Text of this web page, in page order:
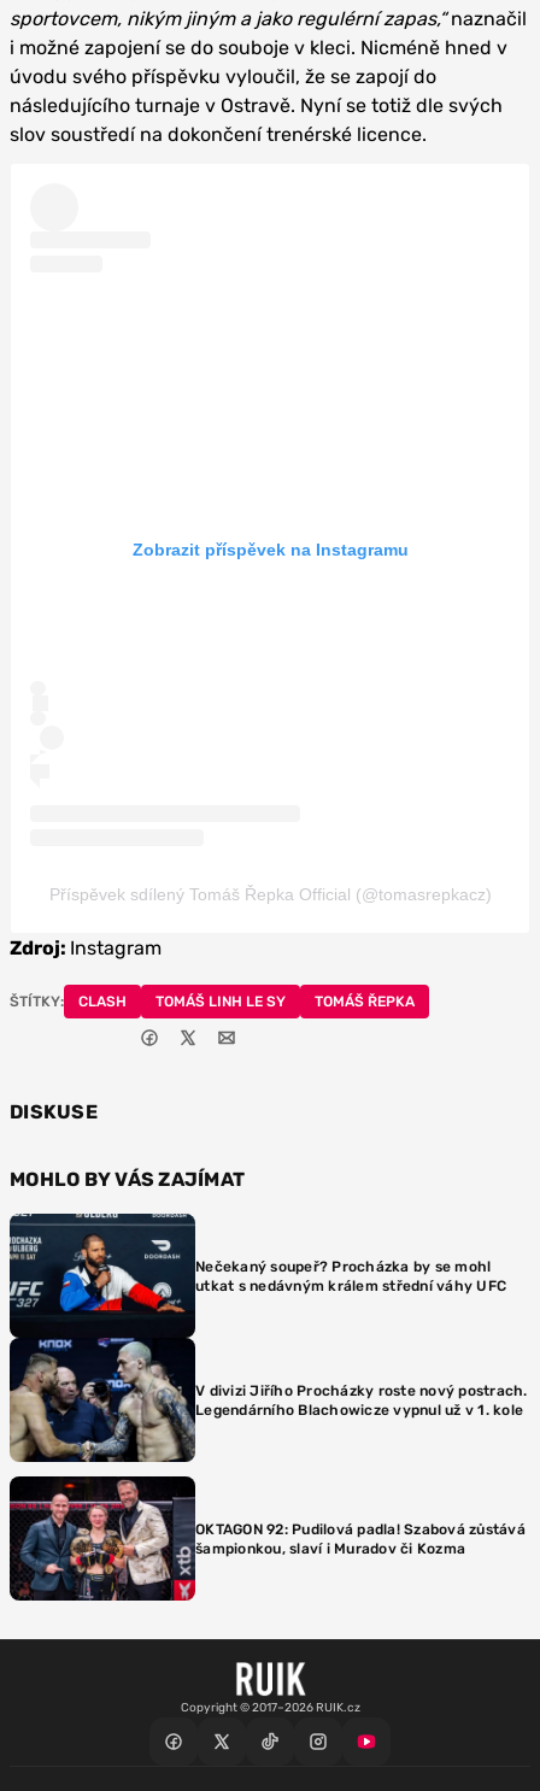
sportovcem, nikým jiným a jako regulérní zapas,“naznačil
i možné zapojení se do souboje v kleci. Nicméně hned v
úvodu svého příspěvku vyloučil, že se zapojí do
následujícího turnaje v Ostravě. Nyní se totiž dle svých
slov soustředí na dokončení trenérské licence.
Zobrazit příspěvek na Instagramu
Příspěvek sdílený Tomáš Řepka Official (@tomasrepkacz)
Zdroj: Instagram
ŠTÍTKY: CLASH TOMÁŠ LINH LE SY TOMÁŠ ŘEPKA
DISKUSE
MOHLO BY VÁS ZAJÍMAT
Nečekaný soupeř? Procházka by se mohl
utkat s nedávným králem střední váhy UFC
V divizi Jiřího Procházky roste nový postrach.
Legendárního Blachowicze vypnul už v 1. kole
OKTAGON 92: Pudilová padla! Szabová zůstává
šampionkou, slaví i Muradov či Kozma
Copyright © 2017–2026 RUIK.cz